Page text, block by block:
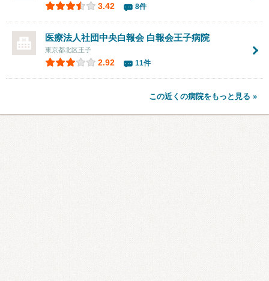
3.42 8件
医療法人社団中央白報会 白報会王子病院
東京都北区王子
2.92 11件
この近くの病院をもっと見る »